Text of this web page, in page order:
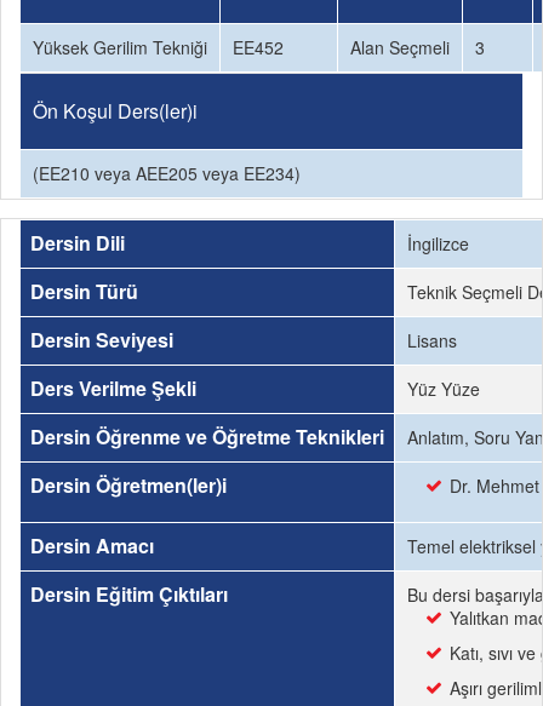
Yüksek Gerilim Tekniği EE452 Alan Seçmeli 3
Ön Koşul Ders(ler)i
(EE210 veya AEE205 veya EE234)
Dersin Dili İngilizce
Dersin Türü Teknik Seçmeli
Dersin Seviyesi Lisans
Ders Verilme Şekli Yüz Yüze
Dersin Öğrenme ve Öğretme Teknikleri Anlatım, Soru
Dersin Öğretmen(ler)i Dr.
Dersin Amacı Temel elektriksel
Dersin Eğitim Çıktıları
Bu dersi
Yalıtkan
Katı, sıvı
Aşırı